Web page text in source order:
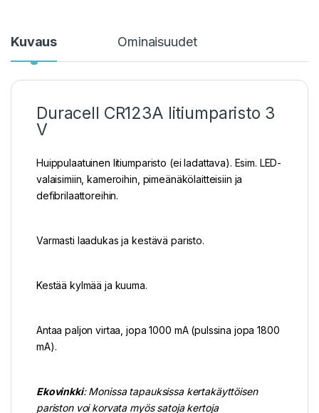
Kuvaus Ominaisuudet
Duracell CR123A litiumparisto 3
V
Huippulaatuinen litiumparisto (ei ladattava). Esim. LED-
valaisimiin, kameroihin, pimeänäkölaitteisiin ja
defibrilaattoreihin.
Varmasti laadukas ja kestävä paristo.
Kestää kylmää ja kuuma.
Antaa paljon virtaa, jopa 1000 mA (pulssina jopa 1800
mA).
Ekovinkki: Monissa tapauksissa kertakäyttöisen
pariston voi korvata myös satoja kertoja